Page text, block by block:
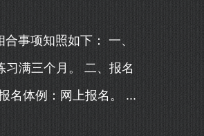
事项知照如下： 一、
满三个月。 二、报名
名体例：网上报名。 ...